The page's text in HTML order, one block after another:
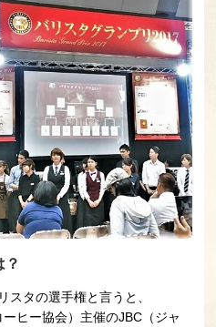
？
スタの選手権と言うと、
ヒー協会）主催のJBC（ジャ